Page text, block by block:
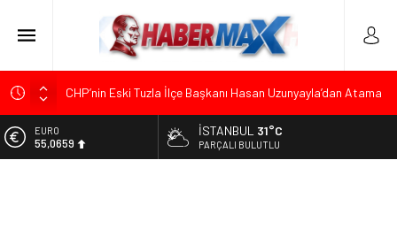
CHP’nin Eski Tuzla İlçe Başkanı Hasan Uzunyayla’dan Atama
Başkan Orhan Çerkez duyurdu: Çekmeköy’de Gençlik
ALTIN
6.521,17
İSTANBUL 31°C
PARÇALI BULUTLU